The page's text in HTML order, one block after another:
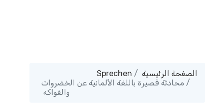
الصفحة الرئيسية
Sprechen
محادثة قصيرة باللغة الألمانية عن الخضروات
والفواكه